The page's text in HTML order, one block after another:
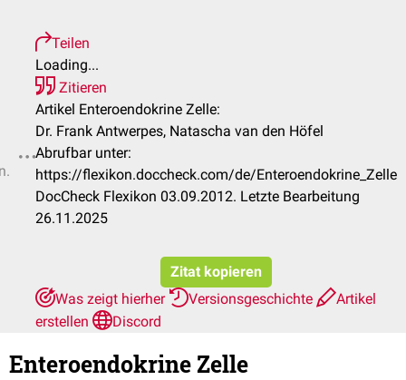
Teilen
Loading...
Zitieren
Artikel Enteroendokrine Zelle:
Dr. Frank Antwerpes, Natascha van den Höfel
Abrufbar unter:
https://flexikon.doccheck.com/de/Enteroendokrine_Zelle
DocCheck Flexikon 03.09.2012. Letzte Bearbeitung
26.11.2025
Zitat kopieren
Was zeigt hierher
Versionsgeschichte
Artikel
erstellen
Discord
Enteroendokrine Zelle